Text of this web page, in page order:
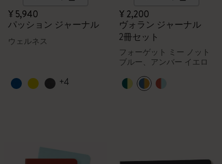
¥ 5,940
パッション ジャーナル
ウェルネス
+4
¥ 2,200
ヴォラン ジャーナル
2冊セット
フォーゲット ミー ノット
ブルー、アンバー イエロ